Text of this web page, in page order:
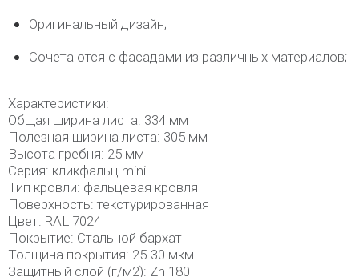
Оригинальный дизайн;
Сочетаются с фасадами из различных материалов;
Характеристики:
Общая ширина листа: 334 мм
Полезная ширина листа: 305 мм
Высота гребня: 25 мм
Серия: кликфальц mini
Тип кровли: фальцевая кровля
Поверхность: текстурированная
Цвет: RAL 7024
Покрытие: Стальной бархат
Толщина покрытия: 25-30 мкм
Защитный слой (г/м2): Zn 180